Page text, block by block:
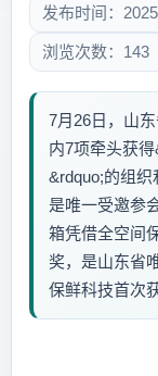
发布时间：
浏览次数：143
7月26日，山
内7项牵头获
&rdquo;的组
是唯一受邀
箱凭借全空间
奖，是山东省
保鲜科技首次